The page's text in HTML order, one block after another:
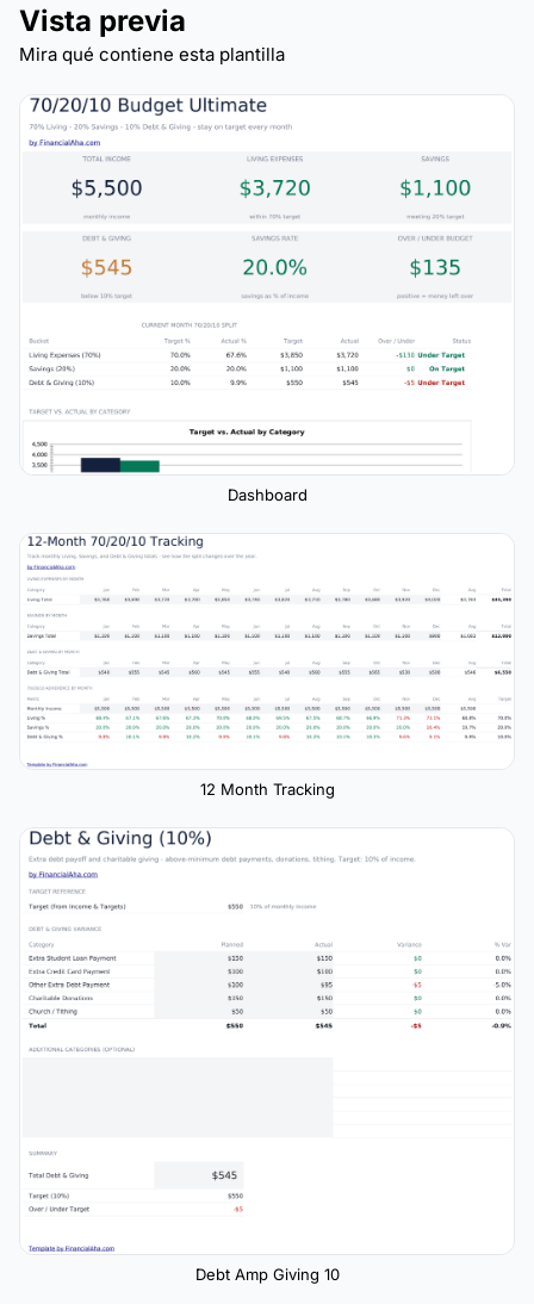
Vista previa
Mira qué contiene esta plantilla
Dashboard
12 Month Tracking
Debt Amp Giving 10